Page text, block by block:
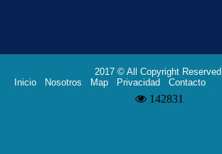
2017 © All Copyright Reserved.
Inicio
Nosotros Map Privacidad Contacto